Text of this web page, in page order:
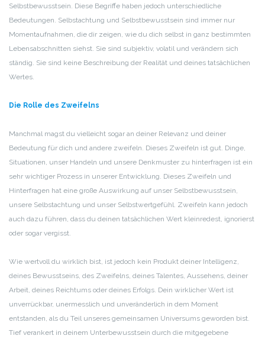
Selbstbewusstsein. Diese Begriffe haben jedoch unterschiedliche
Bedeutungen. Selbstachtung und Selbstbewusstsein sind immer nur
Momentaufnahmen, die dir zeigen, wie du dich selbst in ganz bestimmten
Lebensabschnitten siehst. Sie sind subjektiv, volatil und verändern sich
ständig. Sie sind keine Beschreibung der Realität und deines tatsächlichen
Wertes.
Die Rolle des Zweifelns
Manchmal magst du vielleicht sogar an deiner Relevanz und deiner
Bedeutung für dich und andere zweifeln. Dieses Zweifeln ist gut. Dinge,
Situationen, unser Handeln und unsere Denkmuster zu hinterfragen ist ein
sehr wichtiger Prozess in unserer Entwicklung. Dieses Zweifeln und
Hinterfragen hat eine große Auswirkung auf unser Selbstbewusstsein,
unsere Selbstachtung und unser Selbstwertgefühl. Zweifeln kann jedoch
auch dazu führen, dass du deinen tatsächlichen Wert kleinredest, ignorierst
oder sogar vergisst.
Wie wertvoll du wirklich bist, ist jedoch kein Produkt deiner Intelligenz,
deines Bewusstseins, des Zweifelns, deines Talentes, Aussehens, deiner
Arbeit, deines Reichtums oder deines Erfolgs. Dein wirklicher Wert ist
unverrückbar, unermesslich und unveränderlich in dem Moment
entstanden, als du Teil unseres gemeinsamen Universums geworden bist.
Tief verankert in deinem Unterbewusstsein durch die mitgegebene